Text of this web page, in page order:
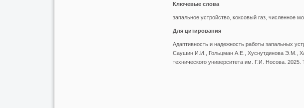
Ключевые слова
запальное устройство, коксовый газ, численное
Для цитирования
Адаптивность и надежность работы запальных
Саушин И.И., Гольцман А.Е., Хуснутдинова Э.М.,
технического университета им. Г.И. Носова.